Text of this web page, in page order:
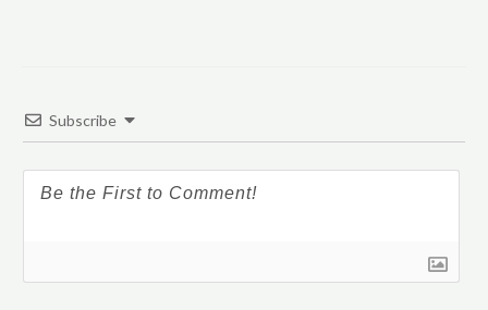
Subscribe